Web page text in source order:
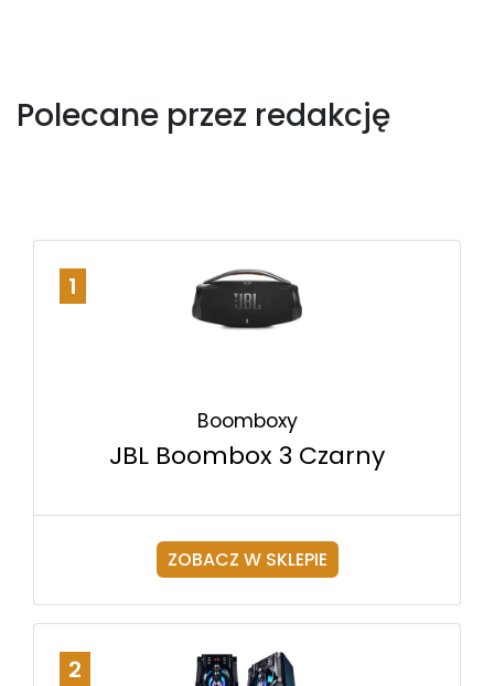
Polecane przez redakcję
1
Boomboxy
JBL Boombox 3 Czarny
ZOBACZ W SKLEPIE
2